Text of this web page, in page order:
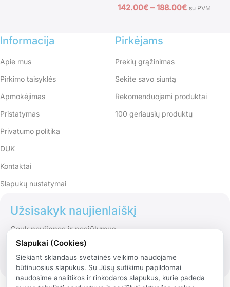
142.00€ – 188.00€ su PVM
Informacija
Apie mus
Pirkimo taisyklės
Apmokėjimas
Pristatymas
Privatumo politika
DUK
Kontaktai
Slapukų nustatymai
Pirkėjams
Prekių grąžinimas
Sekite savo siuntą
Rekomenduojami produktai
100 geriausių produktų
Užsisakyk naujienlaiškį
Gauk naujienas ir pasiūlymus
Slapukai (Cookies)
Siekiant sklandaus svetainės veikimo naudojame
būtinuosius slapukus. Su Jūsų sutikimu papildomai
naudosime analitikos ir rinkodaros slapukus, kurie padeda